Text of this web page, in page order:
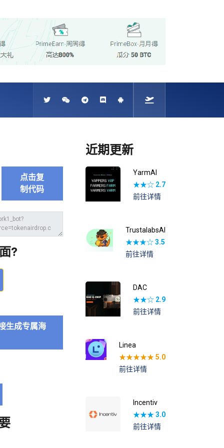
点击复
制代码
?
生成专属海
近期更新
YarmAI
★★☆ 2.7
前往详情
TrustalabsAI
★★★☆3.5
前往详情
DAC
★★☆ 2.9
前往详情
Linea
★★★★★5.0
前往详情
Incentiv
★★★3.0
前往详情